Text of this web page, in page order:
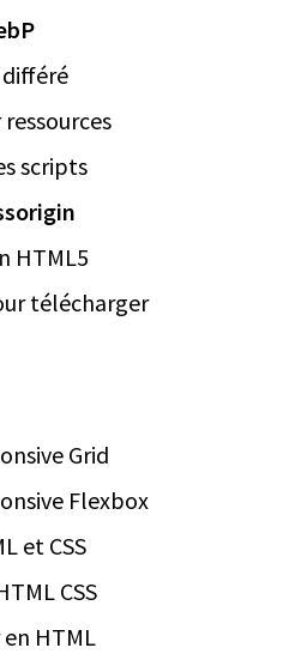
scripts
HTML5
télécharger
Grid
Flexbox
et CSS
CSS
HTML